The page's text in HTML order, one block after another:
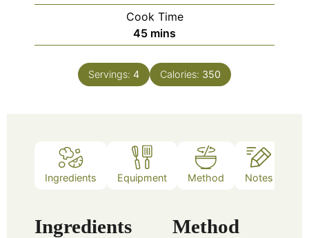
Cook Time
45 mins
Servings: 4 Calories: 350
Ingredients Equipment Method Notes
Ingredients Method